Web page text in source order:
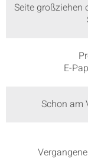
Seite großziehen
E-
Schon am